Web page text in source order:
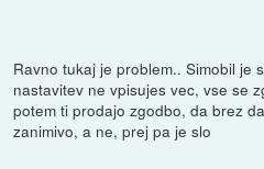
Ravno tukaj je problem.. Simobil je
nastavitev ne vpisujes vec, vse se
potem ti prodajo zgodbo, da brez
zanimivo, a ne, prej pa je slo